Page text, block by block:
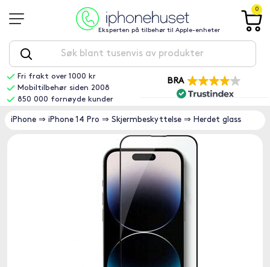
Eksperten på tilbehør til Apple-enheter
0
Fri frakt over 1000 kr
Mobiltilbehør siden 2008
850 000 fornøyde kunder
BRA
iPhone ⇒ iPhone 14 Pro ⇒ Skjermbeskyttelse ⇒ Herdet glass